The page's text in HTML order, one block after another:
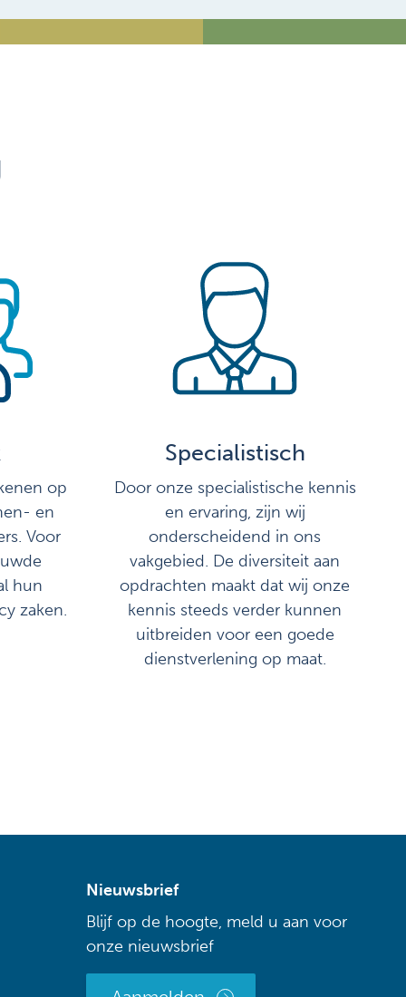
op
en
Voor
hun
zaken.
Specialistisch
Door onze specialistische kennis
en ervaring, zijn wij
onderscheidend in ons
vakgebied. De diversiteit aan
opdrachten maakt dat wij onze
kennis steeds verder kunnen
uitbreiden voor een goede
dienstverlening op maat.
Nieuwsbrief
Blijf op de hoogte, meld u aan voor
onze nieuwsbrief